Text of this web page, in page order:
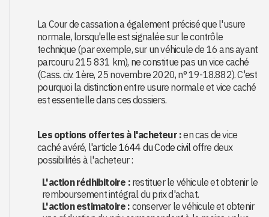
La Cour de cassation a également précisé que l'usure
normale, lorsqu'elle est signalée sur le contrôle
technique (par exemple, sur un véhicule de 16 ans ayant
parcouru 215 831 km), ne constitue pas un vice caché
(Cass. civ. 1ère, 25 novembre 2020, n° 19-18.882). C'est
pourquoi la distinction entre usure normale et vice caché
est essentielle dans ces dossiers.
Les options offertes à l'acheteur :en cas de vice
caché avéré, l'article 1644 du Code civiloffre deux
possibilités à l'acheteur :
L'action rédhibitoire :restituer le véhicule et obtenir le
remboursement intégral du prix d'achat.
L'action estimatoire : conserver le véhicule et obtenir